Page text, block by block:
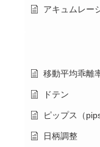
アキュムレー
移動平均乖離
ドテン
ピップス（pips
日柄調整